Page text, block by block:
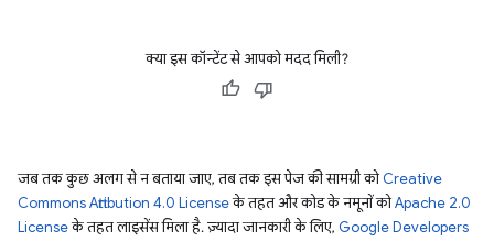
क्या इस कॉन्टेंट से आपको मदद मिली?
जब तक कुछ अलग से न बताया जाए, तब तक इस पेज की सामग्री कोCreative
Commons Attribution 4.0 Licenseके तहत और कोड के नमूनों कोApache 2.0
Licenseके तहत लाइसेंस मिला है. ज़्यादा जानकारी के लिए, Google Developers